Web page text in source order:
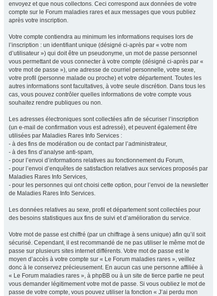
envoyez et que nous collectons. Ceci correspond aux données de votre
compte sur le Forum maladies rares et aux messages que vous publiez
après votre inscription.
Votre compte contiendra au minimum les informations requises lors de
l’inscription : un identifiant unique (désigné ci-après par « votre nom
d’utilisateur ») qui doit être un pseudonyme, un mot de passe personnel
vous permettant de vous connecter à votre compte (désigné ci-après par «
votre mot de passe »), une adresse de courriel personnelle, votre sexe,
votre profil (personne malade ou proche) et votre département. Toutes les
autres informations sont facultatives, à votre seule discrétion. Dans tous les
cas, vous pouvez contrôler quelles informations de votre compte vous
souhaitez rendre publiques ou non.
Les adresses électroniques sont collectées afin de sécuriser l’inscription
(un e-mail de confirmation vous est adressé), et peuvent également être
utilisées par Maladies Rares Info Services :
- à des fins de modération ou de contact par l’administrateur,
- à des fins d’analyse anti-spam,
- pour l’envoi d’informations relatives au fonctionnement du Forum,
- pour l’envoi d’enquêtes de satisfaction relatives aux services proposés par
Maladies Rares Info Services,
- pour les personnes qui ont choisi cette option, pour l’envoi de la newsletter
de Maladies Rares Info Services.
Les données relatives au sexe, profil et département sont collectées pour
des besoins statistiques aux fins de suivi et d’amélioration du service.
Votre mot de passe est chiffré (par un chiffrage à sens unique) afin qu’il soit
sécurisé. Cependant, il est recommandé de ne pas utiliser le même mot de
passe sur plusieurs sites internet différents. Votre mot de passe est le
moyen d’accès à votre compte sur « Le Forum maladies rares », veillez
donc à le conservez précieusement. En aucun cas une personne affiliée à
« Le Forum maladies rares », à phpBB ou à un site de tierce partie ne peut
vous demander légitimement votre mot de passe. Si vous oubliez le mot de
passe de votre compte, vous pouvez utiliser la fonction « J’ai perdu mon